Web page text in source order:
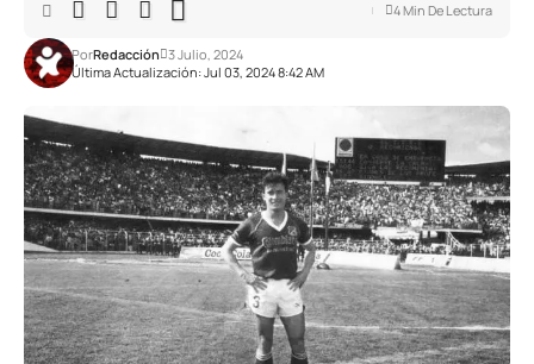
Última Actualización: Jul 03, 2024 8:42 AM
PorRedacción 3 Julio, 2024
4 Min De Lectura